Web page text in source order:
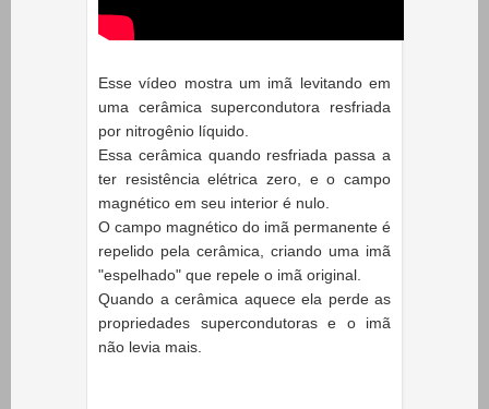
Esse vídeo mostra um imã levitando em
uma cerâmica supercondutora resfriada
por nitrogênio líquido.
Essa cerâmica quando resfriada passa a
ter resistência elétrica zero, e o campo
magnético em seu interior é nulo.
O campo magnético do imã permanente é
repelido pela cerâmica, criando uma imã
"espelhado" que repele o imã original.
Quando a cerâmica aquece ela perde as
propriedades supercondutoras e o imã
não levia mais.